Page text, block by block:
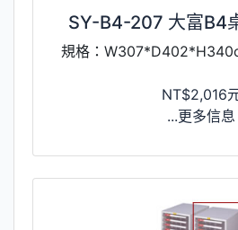
SY-B4-207 大富B4
規格：
NT$2,016
...更多信息